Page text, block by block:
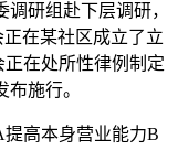
研组赴下层调研，
在某社区成立了立
在处所性律例制定
施行。
高本身营业能力B